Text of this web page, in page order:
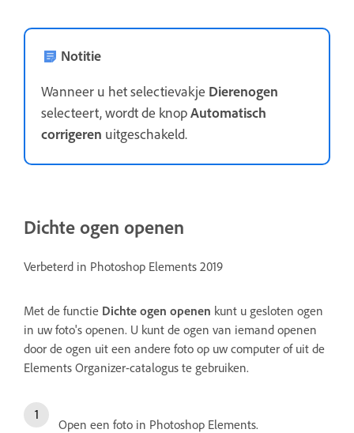
Notitie
Wanneer u het selectievakje Dierenogen
selecteert, wordt de knopAutomatisch
corrigeren uitgeschakeld.
Dichte ogen openen
Verbeterd in Photoshop Elements 2019
Met de functie Dichte ogen openen kunt u gesloten ogen
in uw foto's openen. U kunt de ogen van iemand openen
door de ogen uit een andere foto op uw computer of uit de
Elements Organizer-catalogus te gebruiken.
Open een foto in Photoshop Elements.